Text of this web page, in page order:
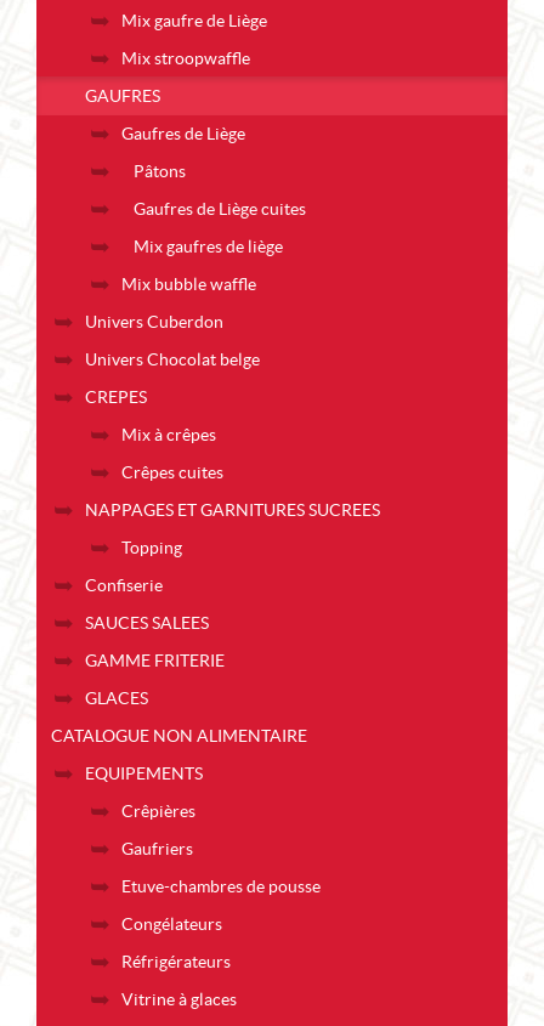
Mix gaufre de Liège
Mix stroopwaffle
GAUFRES
Gaufres de Liège
Pâtons
Gaufres de Liège cuites
Mix gaufres de liège
Mix bubble waffle
Univers Cuberdon
Univers Chocolat belge
CREPES
Mix à crêpes
Crêpes cuites
NAPPAGES ET GARNITURES SUCREES
Topping
Confiserie
SAUCES SALEES
GAMME FRITERIE
GLACES
CATALOGUE NON ALIMENTAIRE
EQUIPEMENTS
Crêpières
Gaufriers
Etuve-chambres de pousse
Congélateurs
Réfrigérateurs
Vitrine à glaces